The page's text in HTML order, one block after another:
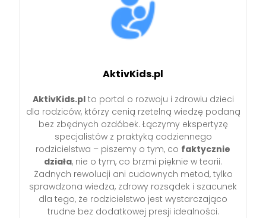
AktivKids.pl
AktivKids.plto portal o rozwoju i zdrowiu dzieci
dla rodziców, którzy cenią rzetelną wiedzę podaną
bez zbędnych ozdóbek. Łączymy ekspertyzę
specjalistów z praktyką codziennego
rodzicielstwa – piszemy o tym, co faktycznie
działa, nie o tym, co brzmi pięknie w teorii.
Żadnych rewolucji ani cudownych metod, tylko
sprawdzona wiedza, zdrowy rozsądek i szacunek
dla tego, że rodzicielstwo jest wystarczająco
trudne bez dodatkowej presji idealności.